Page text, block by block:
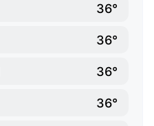
36°
36°
36°
36°